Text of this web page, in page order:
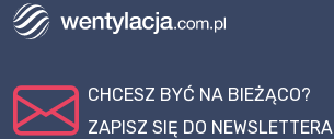
CHCESZ BYĆ NA BIEŻĄCO?
ZAPISZ SIĘ DO NEWSLETTERA